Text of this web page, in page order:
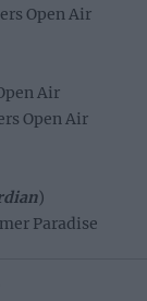
Open Air
Air
Open Air
)
Paradise